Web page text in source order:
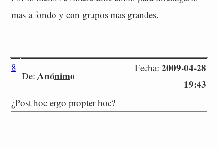
mas a fondo y con grupos mas grandes.
8
De: Anónimo
Fecha: 2009-04-28
19:43
¿Post hoc ergo propter hoc?